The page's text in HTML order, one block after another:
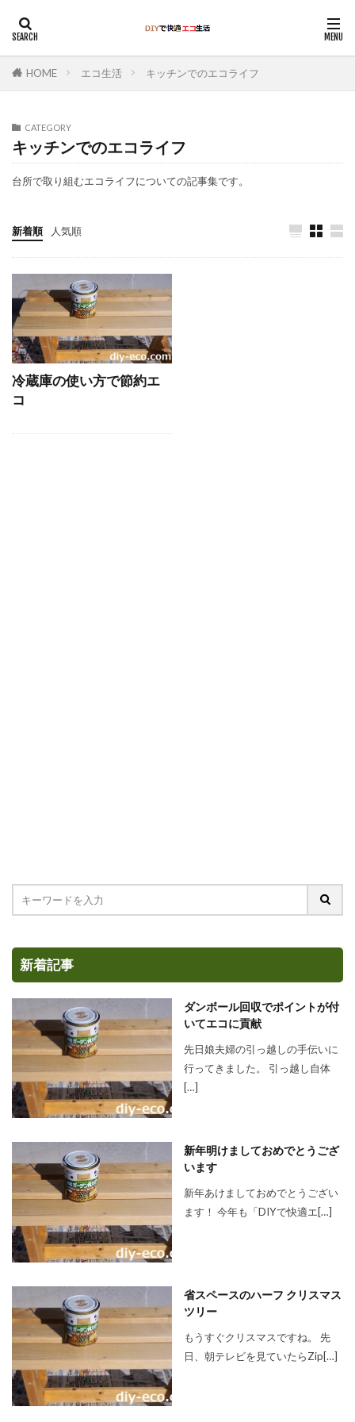
HOME エコ生活 キッチンでのエコライフ
CATEGORY
キッチンでのエコライフ
台所で取り組むエコライフについての記事集です。
新着順 人気順
冷蔵庫の使い方で節約エ
コ
新着記事
ダンボール回収でポイントが付
いてエコに貢献
先日娘夫婦の引っ越しの手伝いに
行ってきました。 引っ越し自体
[…]
新年明けましておめでとうござ
います
新年あけましておめでとうござい
ます！ 今年も「DIYで快適エ[…]
省スペースのハーフ クリスマス
ツリー
もうすぐクリスマスですね。 先
日、朝テレビを見ていたらZip[…]